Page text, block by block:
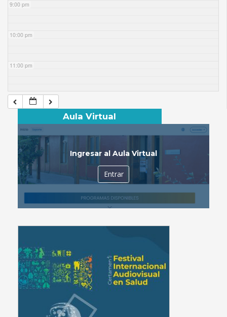
9:00 pm
10:00 pm
11:00 pm
Aula Virtual
Ingresar al Aula Virtual
Entrar